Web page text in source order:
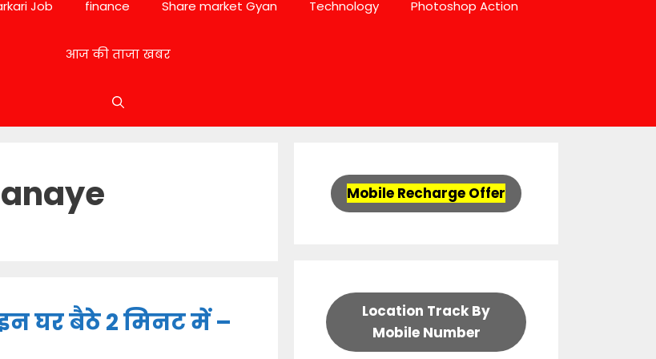
Job finance Share market Gyan Technology Photoshop Action
आज की ताजा खबर
घर बैठे 2 मिनट में –
Mobile Recharge Offer
Location Track By
Mobile Number